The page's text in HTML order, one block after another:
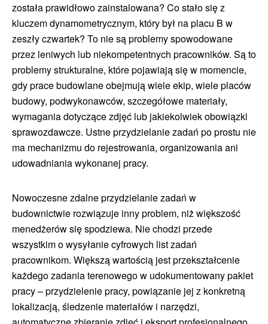
została prawidłowo zainstalowana? Co stało się z
kluczem dynamometrycznym, który był na placu B w
zeszły czwartek? To nie są problemy spowodowane
przez leniwych lub niekompetentnych pracowników. Są to
problemy strukturalne, które pojawiają się w momencie,
gdy prace budowlane obejmują wiele ekip, wiele placów
budowy, podwykonawców, szczegółowe materiały,
wymagania dotyczące zdjęć lub jakiekolwiek obowiązki
sprawozdawcze. Ustne przydzielanie zadań po prostu nie
ma mechanizmu do rejestrowania, organizowania ani
udowadniania wykonanej pracy.
Nowoczesne zdalne przydzielanie zadań w
budownictwie rozwiązuje inny problem, niż większość
menedżerów się spodziewa. Nie chodzi przede
wszystkim o wysyłanie cyfrowych list zadań
pracownikom. Większą wartością jest przekształcenie
każdego zadania terenowego w udokumentowany pakiet
pracy – przydzielenie pracy, powiązanie jej z konkretną
lokalizacją, śledzenie materiałów i narzędzi,